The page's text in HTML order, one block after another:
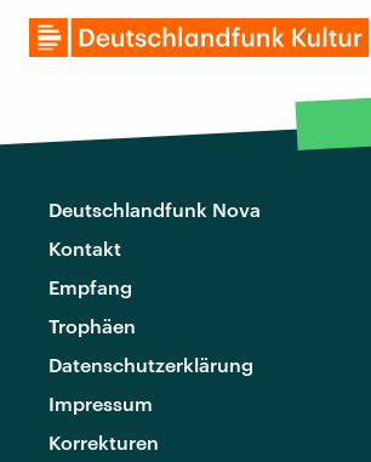
Deutschlandfunk Nova
Kontakt
Empfang
Trophäen
Datenschutzerklärung
Impressum
Korrekturen